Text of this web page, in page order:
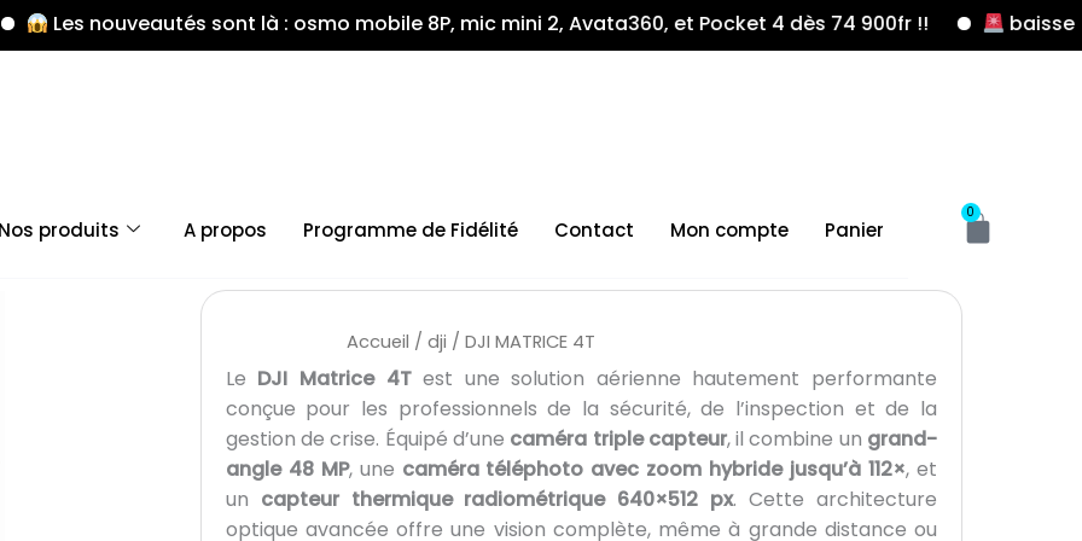
nouveautés sont là : osmo mobile 8P, mic mini 2, Avata360, et Pocket 4 dès 74 900fr !! baisse de prix
Nos produits A propos Programme de Fidélité Contact Mon compte Panier
0
Panier
Accueil / dji / DJI MATRICE 4T
Le DJI Matrice 4Test une solution aérienne hautement performante
conçue pour les professionnels de la sécurité, de l’inspection et de la
gestion de crise. Équipé d’une caméra triple capteur, il combine un grand-
angle 48 MP, une caméra téléphoto avec zoom hybride jusqu’à 112×, et
un capteur thermique radiométrique 640×512 px. Cette architecture
optique avancée offre une vision complète, même à grande distance ou